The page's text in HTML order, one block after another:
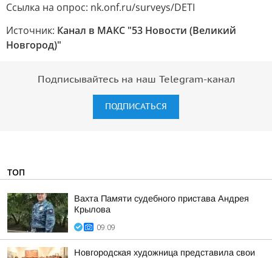
Ссылка на опрос: nk.onf.ru/surveys/DETI
Источник: Канал в МАКС "53 Новости (Великий
Новгород)"
Подписывайтесь на наш Telegram-канал
ПОДПИСАТЬСЯ
ТОП
Вахта Памяти судебного пристава Андрея
Крылова
09:09
Новгородская художница представила свои